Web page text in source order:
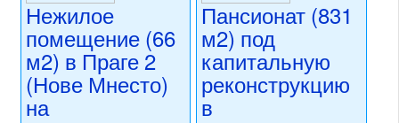
Нежилое
помещение (66
м2) в Праге 2
(Нове Мнесто)
на
Пансионат (831
м2) под
капитальную
реконструкцию
в